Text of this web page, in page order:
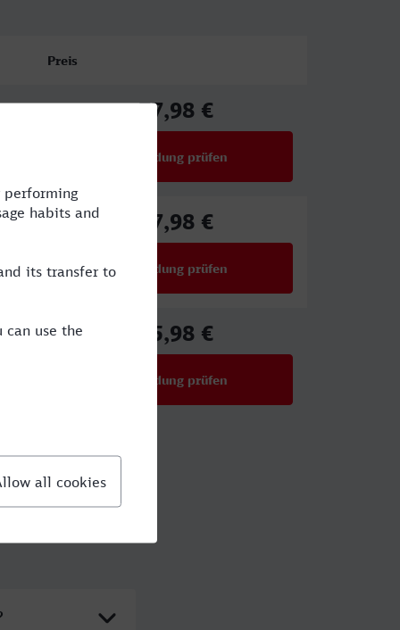
Preis
77,98 €
Verbindung prüfen
67,98 €
Verbindung prüfen
65,98 €
Verbindung prüfen